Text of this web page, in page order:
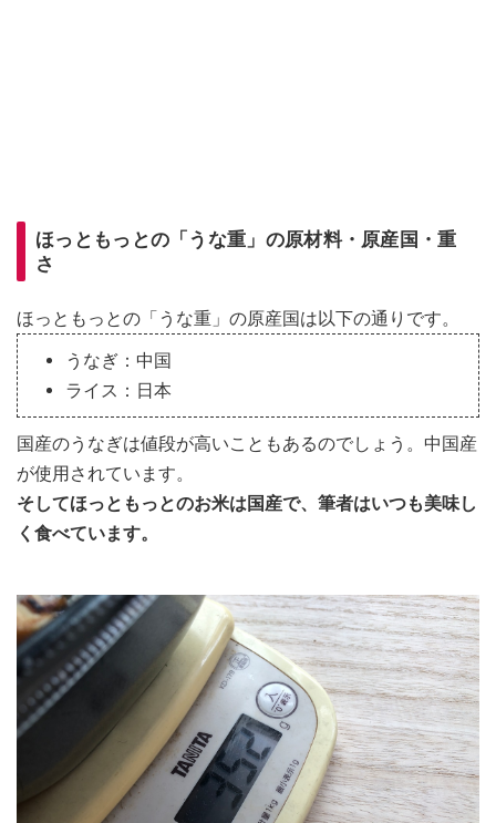
ほっともっとの「うな重」の原材料・原産国・重
さ
ほっともっとの「うな重」の原産国は以下の通りです。
うなぎ：中国
ライス：日本
国産のうなぎは値段が高いこともあるのでしょう。中国産
が使用されています。
そしてほっともっとのお米は国産で、筆者はいつも美味し
く食べています。